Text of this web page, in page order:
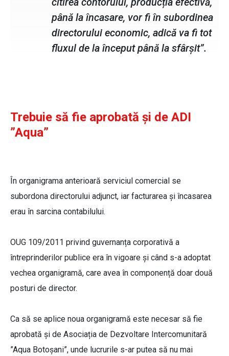
până la încasare, vor fi în subordinea
directorului economic, adică va fi tot
fluxul de la început până la sfârșit”.
Trebuie să fie aprobată și de ADI
”Aqua”
În organigrama anterioară serviciul comercial se
subordona directorului adjunct, iar facturarea și încasarea
erau în sarcina contabilului.
OUG 109/2011 privind guvernanța corporativă a
întreprinderilor publice era în vigoare și când s-a adoptat
vechea organigramă, care avea în componență doar două
posturi de director.
Ca să se aplice noua organigramă este necesar să fie
aprobată și de Asociația de Dezvoltare Intercomunitară
”Aqua Botoșani”, unde lucrurile s-ar putea să nu mai